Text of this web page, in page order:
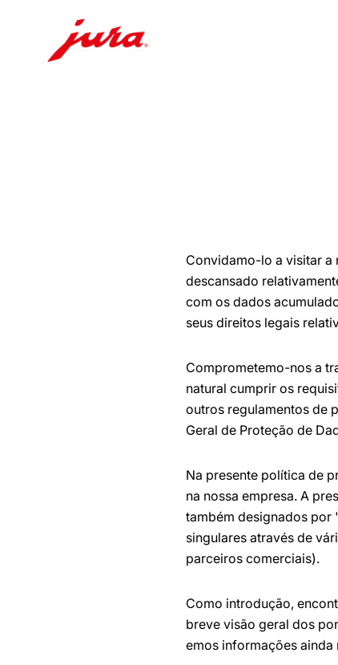
Convidamo-lo a visitar a
descansado
com os dados
seus direitos legais
Comprometemo-nos a
natural cumprir os
outros regulamentos de
Geral de Proteção de
Na presente política de
na nossa empresa. A
também designados por
singulares através de
parceiros comerciais).
Como introdução,
breve visão geral dos
emos informações